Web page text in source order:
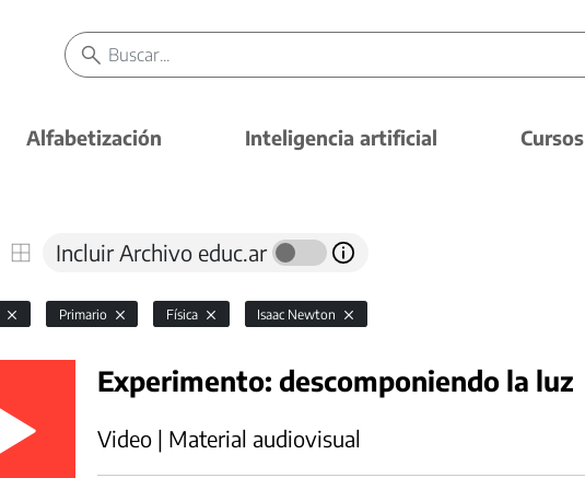
Alfabetización Inteligencia artificial Cursos
Incluir Archivo educ.ar
Primario Física Isaac Newton
Experimento: descomponiendo la luz
Video | Material audiovisual